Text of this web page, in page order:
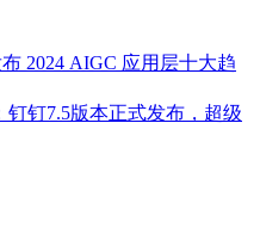
2024 AIGC 应用层十大趋
钉7.5版本正式发布，超级